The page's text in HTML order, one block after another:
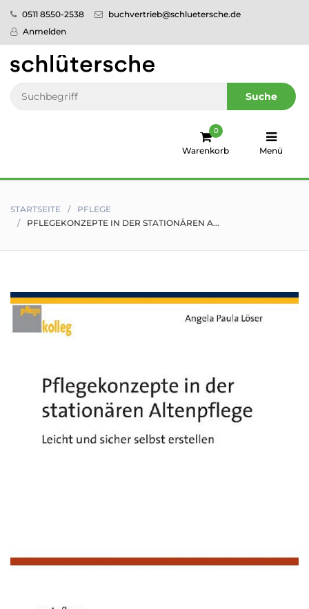
0511 8550-2538
buchvertrieb@schluetersche.de
Anmelden
Suche
Warenkorb
0
Menü
Pflege
Veterinär­
medizin
humboldt
Sale!
STARTSEITE
PFLEGE
PFLEGEKONZEPTE IN DER STATIONÄREN A...